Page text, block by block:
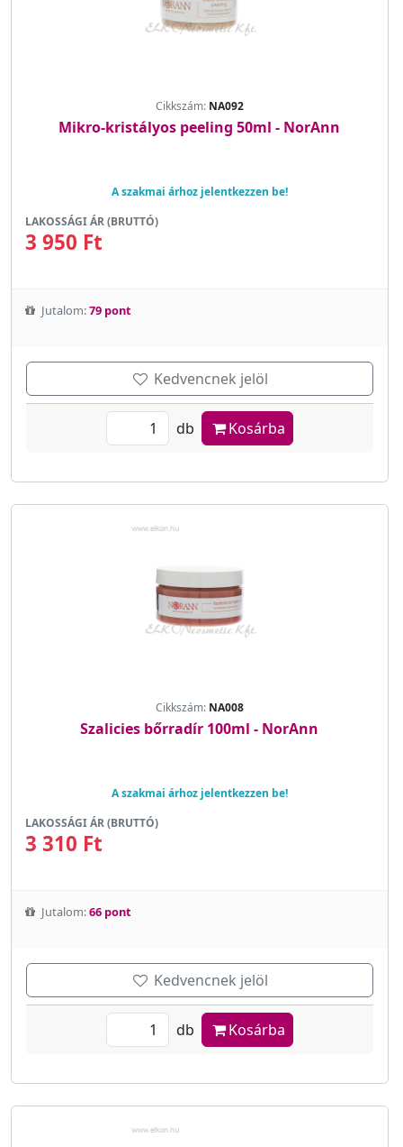
Cikkszám: NA092
Mikro-kristályos peeling 50ml - NorAnn
A szakmai árhoz jelentkezzen be!
LAKOSSÁGI ÁR (BRUTTÓ)
3 950 Ft
Jutalom:79 pont
Kedvencnek jelöl
db Kosárba
Cikkszám: NA008
Szalicies bőrradír 100ml - NorAnn
A szakmai árhoz jelentkezzen be!
LAKOSSÁGI ÁR (BRUTTÓ)
3 310 Ft
Jutalom:66 pont
Kedvencnek jelöl
db Kosárba